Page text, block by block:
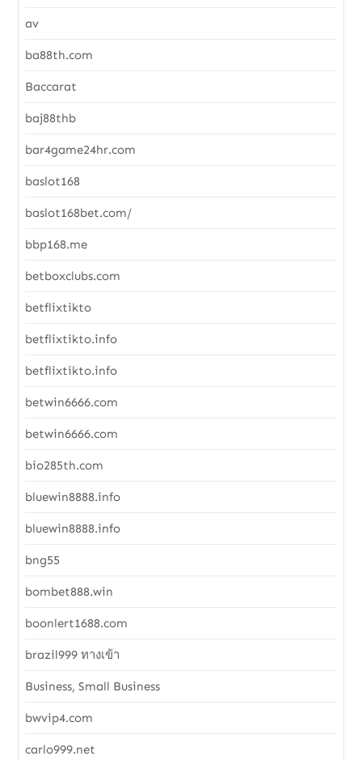
av
ba88th.com
Baccarat
baj88thb
bar4game24hr.com
baslot168
baslot168bet.com/
bbp168.me
betboxclubs.com
betflixtikto
betflixtikto.info
betflixtikto.info
betwin6666.com
betwin6666.com
bio285th.com
bluewin8888.info
bluewin8888.info
bng55
bombet888.win
boonlert1688.com
brazil999 ทางเข้า
Business, Small Business
bwvip4.com
carlo999.net